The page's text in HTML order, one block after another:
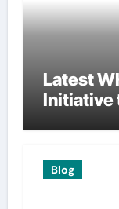
Latest
Initiative
Blog